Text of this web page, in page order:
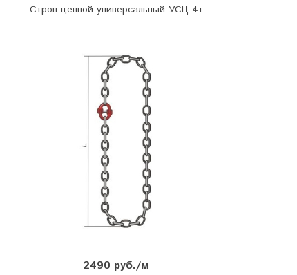
Строп цепной универсальный УСЦ-4т
2490 руб./м